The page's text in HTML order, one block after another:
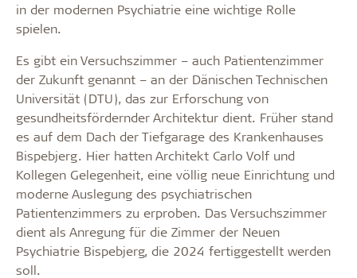
in der modernen Psychiatrie eine wichtige Rolle
spielen.
Es gibt ein Versuchszimmer – auch Patientenzimmer
der Zukunft genannt – an der Dänischen Technischen
Universität (DTU), das zur Erforschung von
gesundheitsfördernder Architektur dient. Früher stand
es auf dem Dach der Tiefgarage des Krankenhauses
Bispebjerg. Hier hatten Architekt Carlo Volf und
Kollegen Gelegenheit, eine völlig neue Einrichtung und
moderne Auslegung des psychiatrischen
Patientenzimmers zu erproben. Das Versuchszimmer
dient als Anregung für die Zimmer der Neuen
Psychiatrie Bispebjerg, die 2024 fertiggestellt werden
soll.